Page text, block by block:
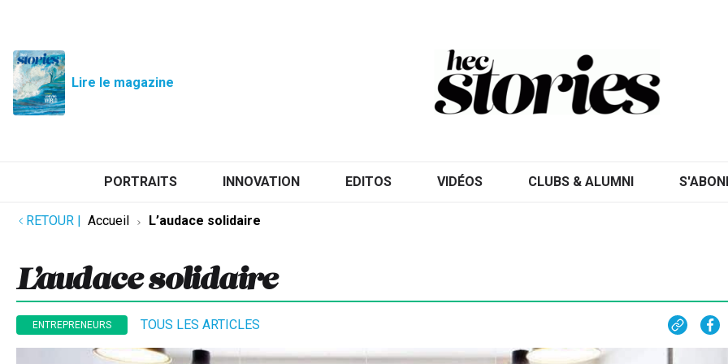
Lire le magazine
PORTRAITS INNOVATION EDITOS VIDÉOS CLUBS & ALUMNI
RETOUR | Accueil L’audace solidaire
L’audace solidaire
ENTREPRENEURS TOUS LES ARTICLES